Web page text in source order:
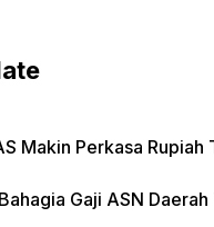
Makin Perkasa Rupiah
Gaji ASN